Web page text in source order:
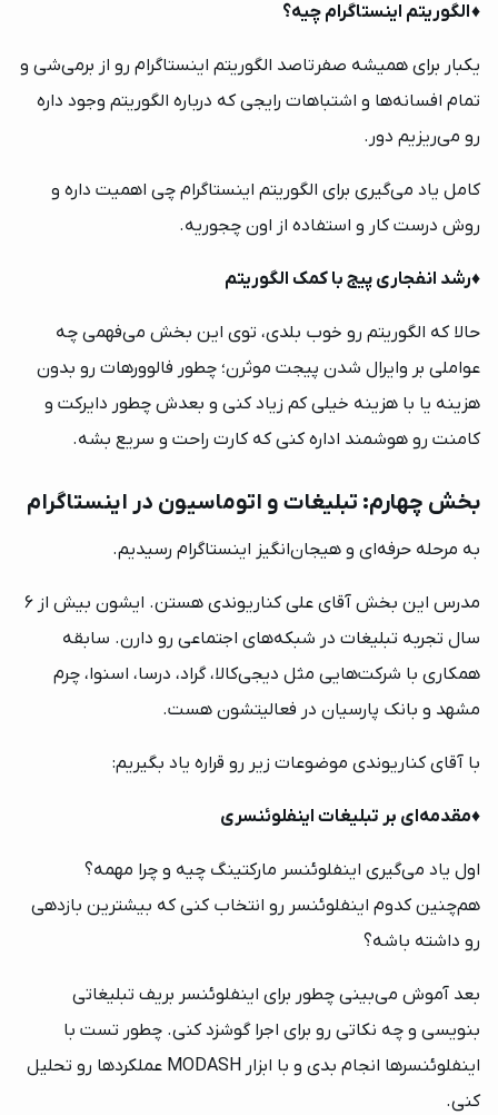
♦️الگوریتم اینستاگرام چیه؟
یکبار برای همیشه صفرتاصد الگوریتم اینستاگرام رو از برمی‌شی و
تمام افسانه‌ها و اشتباهات رایجی که درباره الگوریتم وجود داره
رو می‌ریزیم دور.
کامل یاد می‌گیری برای الگوریتم اینستاگرام چی اهمیت داره و
روش درست کار و استفاده از اون چجوریه.
♦️رشد انفجاری پیج با کمک الگوریتم
حالا که الگوریتم رو خوب بلدی، توی این بخش می‌فهمی چه
عواملی بر وایرال شدن پیجت موثرن؛ چطور فالوورهات رو بدون
هزینه یا با هزینه خیلی کم زیاد کنی و بعدش چطور دایرکت و
کامنت رو هوشمند اداره کنی که کارت راحت و سریع بشه.
بخش چهارم: تبلیغات و اتوماسیون در اینستاگرام
به مرحله حرفه‌ای و هیجان‌انگیز اینستاگرام رسیدیم.
مدرس این بخش آقای علی کناریوندی هستن. ایشون بیش از 6
سال تجربه تبلیغات در شبکه‌های اجتماعی رو دارن. سابقه
همکاری با شرکت‌هایی مثل دیجی‌کالا، گراد، درسا، اسنوا، چرم
مشهد و بانک پارسیان در فعالیتشون هست.
با آقای کناریوندی موضوعات زیر رو قراره یاد بگیریم:
♦️مقدمه‌ای بر تبلیغات اینفلوئنسری
اول یاد می‌گیری اینفلوئنسر مارکتینگ چیه و چرا مهمه؟
هم‌چنین کدوم اینفلوئنسر رو انتخاب کنی که بیشترین بازدهی
رو داشته باشه؟
بعد آموش می‌بینی چطور برای اینفلوئنسر بریف تبلیغاتی
بنویسی و چه نکاتی رو برای اجرا گوشزد کنی. چطور تست با
اینفلوئنسرها انجام بدی و با ابزار MODASH عملکردها رو تحلیل
کنی.